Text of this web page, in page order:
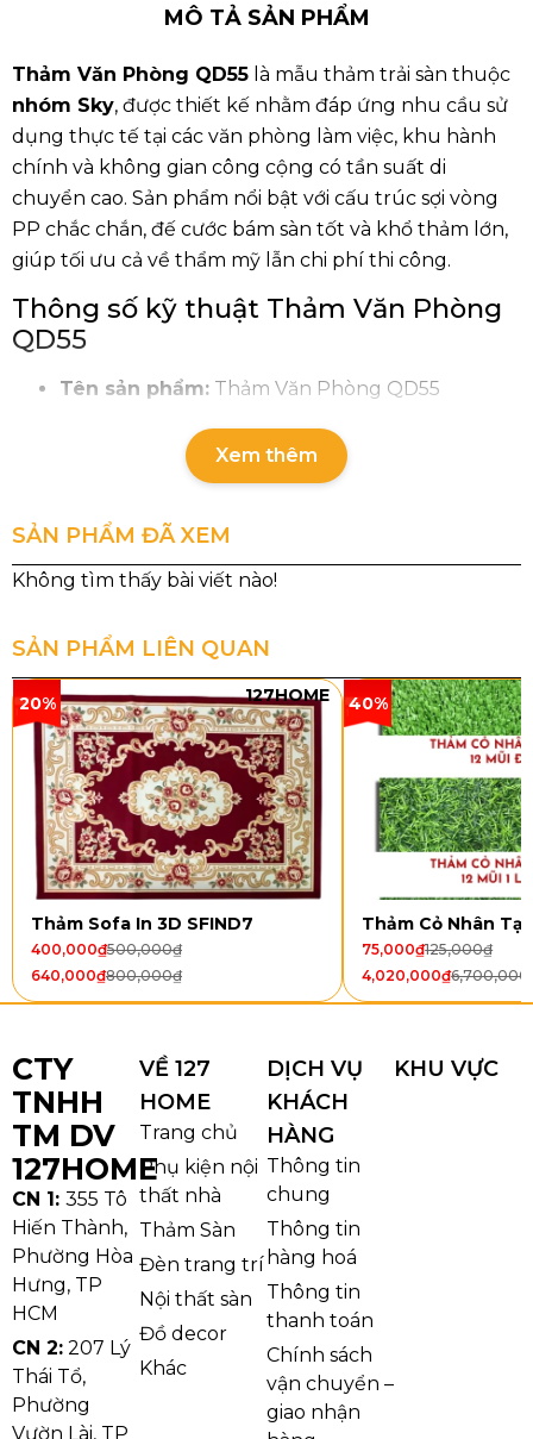
MÔ TẢ SẢN PHẨM
Thảm Văn Phòng QD55 là mẫu thảm trải sàn thuộc
nhóm Sky, được thiết kế nhằm đáp ứng nhu cầu sử
dụng thực tế tại các văn phòng làm việc, khu hành
chính và không gian công cộng có tần suất di
chuyển cao. Sản phẩm nổi bật với cấu trúc sợi vòng
PP chắc chắn, đế cước bám sàn tốt và khổ thảm lớn,
giúp tối ưu cả về thẩm mỹ lẫn chi phí thi công.
Thông số kỹ thuật Thảm Văn Phòng
QD55
Tên sản phẩm: Thảm Văn Phòng QD55
Sky
PP
Đế thảm:Cước
Cấu trúc sợi:Sợi vòng
Tổng độ dày:
Tổng trọng lượng:2200g/m²
Khổ thảm:3.66M – 4M
Thảm Văn Phòng QD55
Đặc điểm nổi bật của Thảm Văn
Phòng QD55
Cấu trúc sợi vòng bền chắc, hạn chế biến dạng
Thảm Văn Phòng QD55 sử dụng cấu trúc sợi vòng
Xem thêm
SẢN PHẨM ĐÃ XEM
SẢN PHẨM LIÊN QUAN
20% 127HOME
Thảm Sofa In 3D SFIND7
500,000₫
400,000₫
800,000₫
640,000₫
40%
Thảm Cỏ Nhân
125,000₫
75,000₫
6,700,000
4,020,000₫
CTY
TNHH
TM DV
127HOME
CN 1: 355 Tô
Hiến Thành,
Phường Hòa
Hưng, TP
HCM
CN 2: 207 Lý
Thái Tổ,
Phường
Vườn Lài, TP
VỀ 127
HOME
Trang chủ
Phụ kiện nội
thất nhà
Thảm Sàn
Đèn trang trí
Nội thất sàn
Đồ decor
Khác
DỊCH VỤ
KHÁCH
HÀNG
Thông tin
chung
Thông tin
hàng hoá
Thông tin
thanh toán
Chính sách
vận chuyển –
giao nhận
KHU VỰC